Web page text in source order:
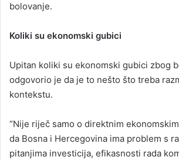
bolovanje.
Koliki su ekonomski gubici
Upitan koliki su ekonomski gubici zbog
odgovorio je da je to nešto što treba
kontekstu.
“Nije riječ samo o direktnim
da Bosna i Hercegovina ima problem s
pitanjima investicija, efikasnosti rada